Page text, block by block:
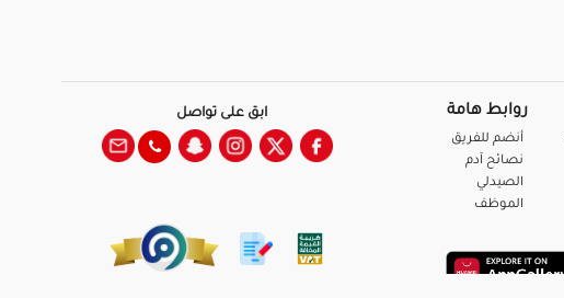
روابط هامة
أنضم للفريق
نصائح آدم
الصيدلي
الموظف
ابق على تواصل